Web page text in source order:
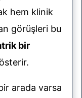
hem klinik
görüşleri bu
bir
arada varsa